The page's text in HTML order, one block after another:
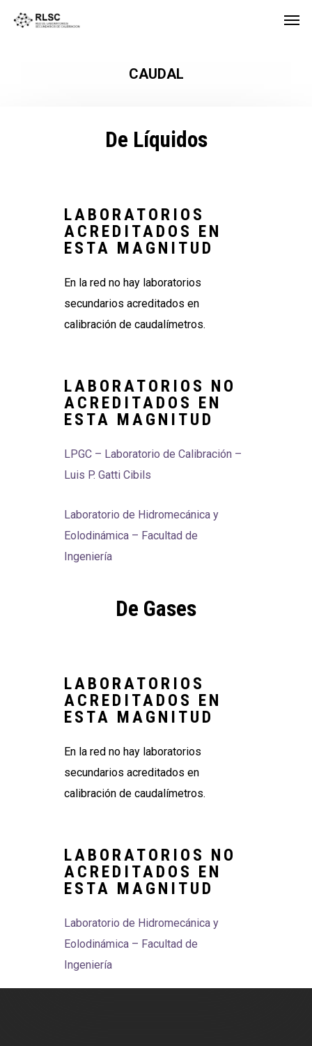
CAUDAL
De Líquidos
LABORATORIOS
ACREDITADOS EN
ESTA MAGNITUD
En la red no hay laboratorios
secundarios acreditados en
calibración de caudalímetros.
LABORATORIOS NO
ACREDITADOS EN
ESTA MAGNITUD
LPGC – Laboratorio de Calibración –
Luis P. Gatti Cibils
Laboratorio de Hidromecánica y
Eolodinámica – Facultad de
Ingeniería
De Gases
LABORATORIOS
ACREDITADOS EN
ESTA MAGNITUD
En la red no hay laboratorios
secundarios acreditados en
calibración de caudalímetros.
LABORATORIOS NO
ACREDITADOS EN
ESTA MAGNITUD
Laboratorio de Hidromecánica y
Eolodinámica – Facultad de
Ingeniería